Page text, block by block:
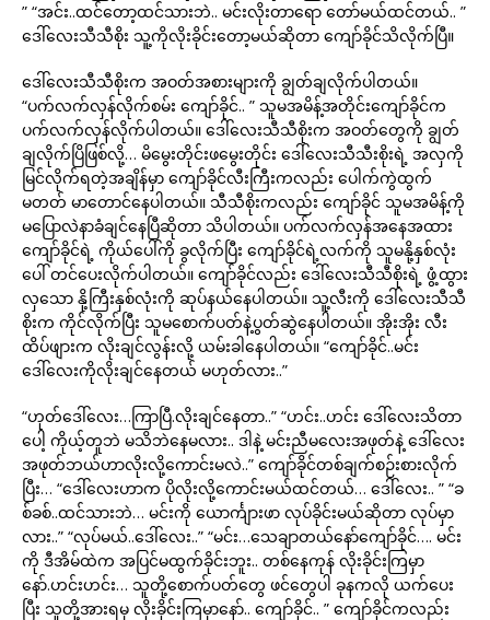
” “အင်း..ထင်တော့ထင်သားဘဲ.. မင်းလိုးတာရော တော်မယ်ထင်တယ်.. ”
ဒေါ်လေးသီသီစိုး သူ့ကိုလိုးခိုင်းတော့မယ်ဆိုတာ ကျော်ခိုင်သိလိုက်ပြီ။
ဒေါ်လေးသီသီစိုးက အဝတ်အစားများကို ချွတ်ချလိုက်ပါတယ်။
“ပက်လက်လှန်လိုက်စမ်း ကျော်ခိုင်.. ” သူမအမိန့်အတိုင်းကျော်ခိုင်က
ပက်လက်လှန်လိုက်ပါတယ်။ ဒေါ်လေးသီသီစိုးက အဝတ်တွေကို ချွတ်
ချလိုက်ပြိဖြစ်လို့… မိမွေးတိုင်းဖမွေးတိုင်း ဒေါ်လေးသီသီးစိုးရဲ့ အလှကို
မြင်လိုက်ရတဲ့အချိန်မှာ ကျော်ခိုင်လီးကြီးကလည်း ပေါက်ကွဲထွက်
မတတ် မာတောင်နေပါတယ်။ သီသီစိုးကလည်း ကျော်ခိုင် သူမအမိန့်ကို
မပြောလဲနာခံချင်နေပြီဆိုတာ သိပါတယ်။ ပက်လက်လှန်အနေအထား
ကျော်ခိုင်ရဲ့ ကိုယ်ပေါ်ကို ခွလိုက်ပြီး ကျော်ခိုင်ရဲ့လက်ကို သူမနို့နှစ်လုံး
ပေါ် တင်ပေးလိုက်ပါတယ်။ ကျော်ခိုင်လည်း ဒေါ်လေးသီသီစိုးရဲ့ ဖွံ့ထွား
လှသော နို့ကြီးနှစ်လုံးကို ဆုပ်နယ်နေပါတယ်။ သူ့လီးကို ဒေါ်လေးသီသီ
စိုးက ကိုင်လိုက်ပြီး သူမစောက်ပတ်နဲ့ပွတ်ဆွဲနေပါတယ်။ အိုးအိုး လီး
ထိပ်ဖျားက လိုးချင်လွန်းလို့ ယမ်းခါနေပါတယ်။ “ကျော်ခိုင်..မင်း
ဒေါ်လေးကိုလိုးချင်နေတယ် မဟုတ်လား..”
“ဟုတ်ဒေါ်လေး…ကြာပြီ.လိုးချင်နေတာ..” “ဟင်း..ဟင်း ဒေါ်လေးသိတာ
ပေါ့ ကိုယ့်တူဘဲ မသိဘဲနေမလား.. ဒါနဲ့ မင်းညီမလေးအဖုတ်နဲ့ ဒေါ်လေး
အဖုတ်ဘယ်ဟာလိုးလို့ကောင်းမလဲ..” ကျော်ခိုင်တစ်ချက်စဉ်းစားလိုက်
ပြီး… “ဒေါ်လေးဟာက ပိုလိုးလို့ကောင်းမယ်ထင်တယ်… ဒေါ်လေး.. ” “ခ
စ်ခစ်..ထင်သားဘဲ… မင်းကို ယောင်္ကျားဖာ လုပ်ခိုင်းမယ်ဆိုတာ လုပ်မှာ
လား..” “လုပ်မယ်..ဒေါ်လေး..” “မင်း…သေချာတယ်နော်ကျော်ခိုင်…. မင်း
ကို ဒီအိမ်ထဲက အပြင်မထွက်ခိုင်းဘူး.. တစ်နေကုန် လိုးခိုင်းကြမှာ
နော်.ဟင်းဟင်း… သူတို့စောက်ပတ်တွေ ဖင်တွေပါ ခုနကလို ယက်ပေး
ပြီး သူတို့အားရမှ လိုးခိုင်းကြမှာနော်.. ကျော်ခိုင်.. ” ကျော်ခိုင်ကလည်း